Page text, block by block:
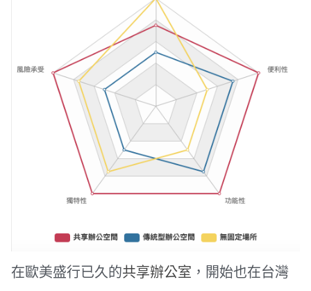
在歐美盛行已久的共享辦公室 ，開始也在台灣